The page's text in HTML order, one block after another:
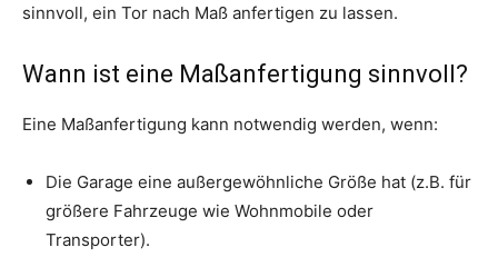
sinnvoll, ein Tor nach Maß anfertigen zu lassen.
Wann ist eine Maßanfertigung sinnvoll?
Eine Maßanfertigung kann notwendig werden, wenn:
Die Garage eine außergewöhnliche Größe hat (z.B. für
größere Fahrzeuge wie Wohnmobile oder
Transporter).